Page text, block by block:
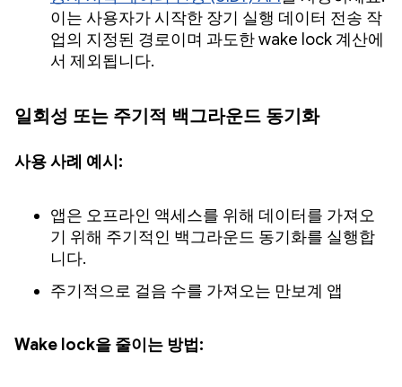
이는 사용자가 시작한 장기 실행 데이터 전송 작
업의 지정된 경로이며 과도한 wake lock 계산에
서 제외됩니다.
일회성 또는 주기적 백그라운드 동기화
사용 사례 예시:
앱은 오프라인 액세스를 위해 데이터를 가져오
기 위해 주기적인 백그라운드 동기화를 실행합
니다.
주기적으로 걸음 수를 가져오는 만보계 앱
Wake lock을 줄이는 방법: